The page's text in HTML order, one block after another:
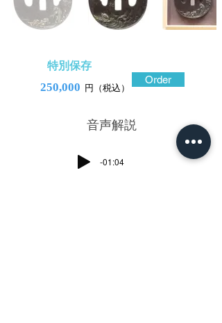
特別保存
250,000 円（税込）
Order
​音声解説
-01:04